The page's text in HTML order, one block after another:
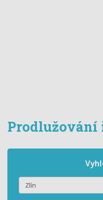
Prodlužování